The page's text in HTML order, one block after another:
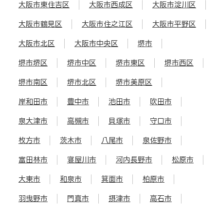
大阪市東住吉区 大阪市西成区 大阪市淀川区
大阪市鶴見区 大阪市住之江区 大阪市平野区
大阪市北区 大阪市中央区 堺市
堺市堺区 堺市中区 堺市東区 堺市西区
堺市南区 堺市北区 堺市美原区
岸和田市 豊中市 池田市 吹田市
泉大津市 高槻市 貝塚市 守口市
枚方市 茨木市 八尾市 泉佐野市
富田林市 寝屋川市 河内長野市 松原市
大東市 和泉市 箕面市 柏原市
羽曳野市 門真市 摂津市 高石市